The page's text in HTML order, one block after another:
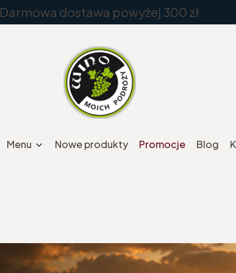
Darmowa dostawa powyżej 300 zł
Menu Nowe produkty Promocje Blog